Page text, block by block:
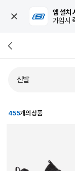
앱 설치
가입시
455개의 상품